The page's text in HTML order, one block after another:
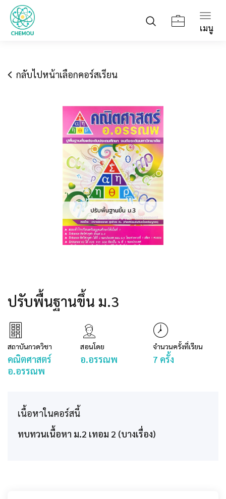
เมนู
กลับไปหน้าเลือกคอร์สเรียน
ปรับพื้นฐานขึ้น ม.3
สถาบันกวดวิชา
คณิตศาสตร์
อ.อรรณพ
สอนโดย
อ.อรรณพ
จำนวนครั้งที่เรียน
7 ครั้ง
เนื้อหาในคอร์สนี้
ทบทวนเนื้อหา ม.2 เทอม 2 (บางเรื่อง)